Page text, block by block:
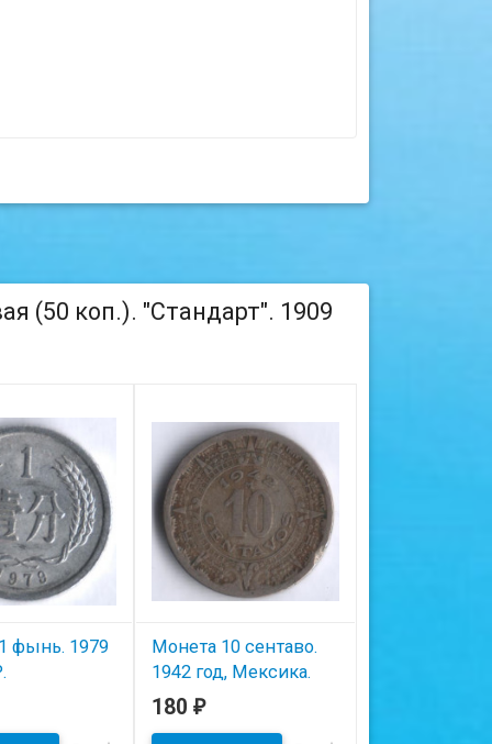
(50 коп.). "Стандарт". 1909
фынь. 1979
Монета 10 сентаво.
1942 год, Мексика.
В наличии
180 ₽